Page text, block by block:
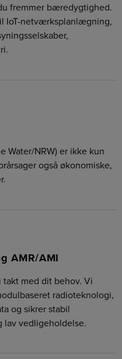
fremmer bæredygtighed.
IoT-netværksplanlægning,
Water/NRW) er ikke kun
også økonomiske,
AMR/AMI
takt med dit behov. Vi
radioteknologi,
og sikrer stabil
lav vedligeholdelse.